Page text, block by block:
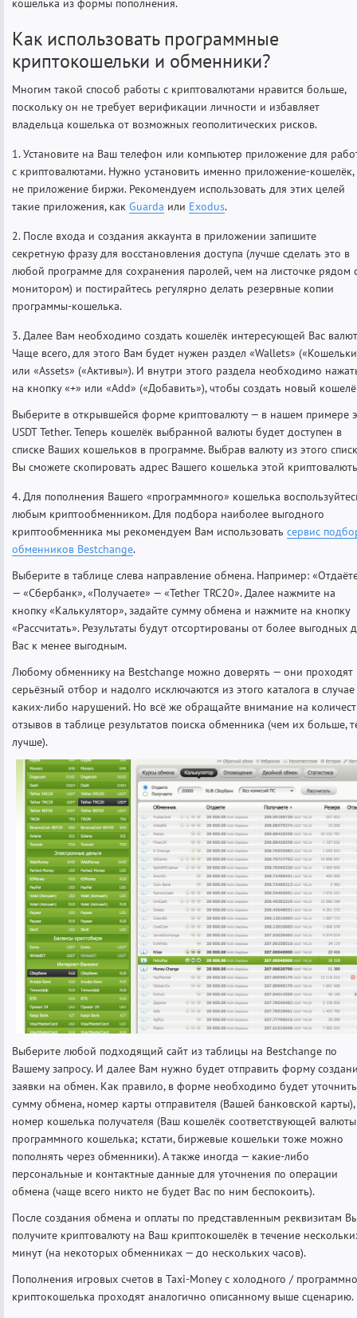
Как использовать программные
криптокошельки и обменники?
Многим такой способ работы с криптовалютами нравится больше,
поскольку он не требует верификации личности и избавляет
владельца кошелька от возможных геополитических рисков.
1. Установите на Ваш телефон или компьютер приложение для
с криптовалютами. Нужно установить именно приложение-кошелёк,
не приложение биржи. Рекомендуем использовать для этих целей
такие приложения, как Guarda или Exodus.
2. После входа и создания аккаунта в приложении запишите
секретную фразу для восстановления доступа (лучше сделать это в
любой программе для сохранения паролей, чем на листочке рядом
монитором) и постирайтесь регулярно делать резервные копии
программы-кошелька.
3. Далее Вам необходимо создать кошелёк интересующей Вас
Чаще всего, для этого Вам будет нужен раздел «Wallets»
или «Assets» («Активы»). И внутри этого раздела необходимо
на кнопку «+» или «Add» («Добавить»), чтобы создать новый
Выберите в открывшейся форме криптовалюту — в нашем примере
USDT Tether. Теперь кошелёк выбранной валюты будет доступен в
списке Ваших кошельков в программе. Выбрав валюту из этого
Вы сможете скопировать адрес Вашего кошелька этой
4. Для пополнения Вашего «программного» кошелька
любым криптообменником. Для подбора наиболее выгодного
криптообменника мы рекомендуем Вам использовать сервис
обменников Bestchange.
Выберите в таблице слева направление обмена. Например:
— «Сбербанк», «Получаете» — «Tether TRC20». Далее нажмите на
кнопку «Калькулятор», задайте сумму обмена и нажмите на кнопку
«Рассчитать». Результаты будут отсортированы от более выгодных
Вас к менее выгодным.
Любому обменнику на Bestchange можно доверять — они проходят
серьёзный отбор и надолго исключаются из этого каталога в случае
каких-либо нарушений. Но всё же обращайте внимание на
отзывов в таблице результатов поиска обменника (чем их больше,
лучше).
Выберите любой подходящий сайт из таблицы на Bestchange по
Вашему запросу. И далее Вам нужно будет отправить форму
заявки на обмен. Как правило, в форме необходимо будет
сумму обмена, номер карты отправителя (Вашей банковской карты),
номер кошелька получателя (Ваш кошелёк соответствующей
программного кошелька; кстати, биржевые кошельки тоже можно
пополнять через обменники). А также иногда — какие-либо
персональные и контактные данные для уточнения по операции
обмена (чаще всего никто не будет Вас по ним беспокоить).
После создания обмена и оплаты по представленным реквизитам
получите криптовалюту на Ваш криптокошелёк в течение
минут (на некоторых обменниках — до нескольких часов).
Пополнения игровых счетов в Taxi-Money с холодного /
криптокошелька проходят аналогично описанному выше сценарию.